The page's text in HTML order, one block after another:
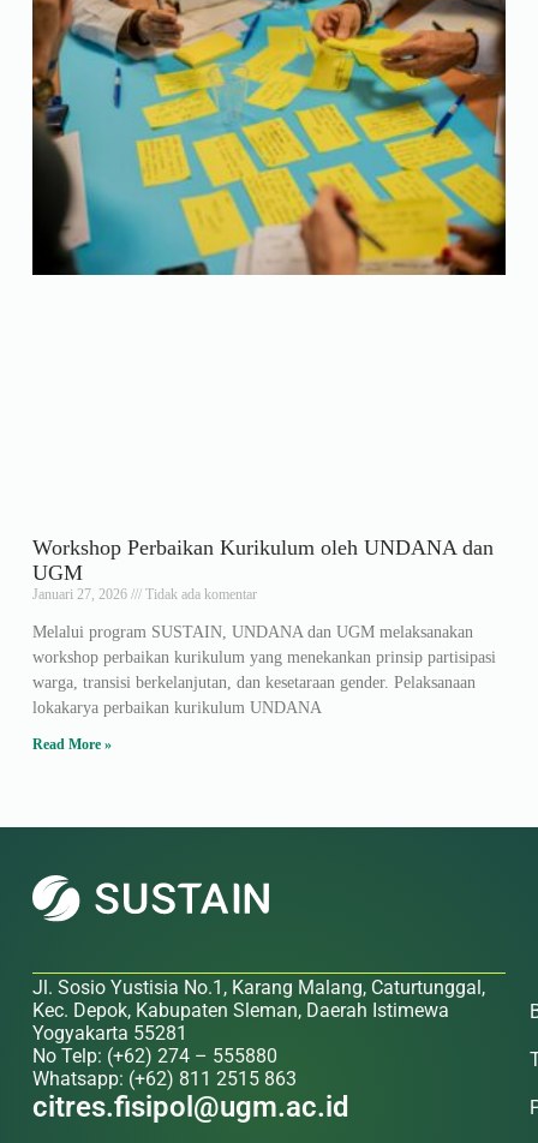
Workshop Perbaikan Kurikulum oleh UNDANA dan
UGM
Januari 27, 2026 Tidak ada komentar
Melalui program SUSTAIN, UNDANA dan UGM melaksanakan
workshop perbaikan kurikulum yang menekankan prinsip partisipasi
warga, transisi berkelanjutan, dan kesetaraan gender. Pelaksanaan
lokakarya perbaikan kurikulum UNDANA
Read More »
Jl. Sosio Yustisia No.1, Karang Malang, Caturtunggal,
Kec. Depok, Kabupaten Sleman, Daerah Istimewa
Yogyakarta 55281
No Telp: (+62) 274 – 555880
Whatsapp: (+62) 811 2515 863
citres.fisipol@ugm.ac.id